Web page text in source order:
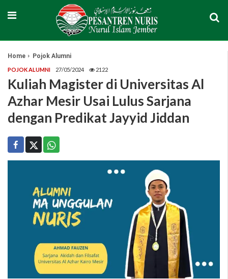
Home Pojok Alumni
POJOK ALUMNI 27/05/2024 2122
Kuliah Magister di Universitas Al
Azhar Mesir Usai Lulus Sarjana
dengan Predikat Jayyid Jiddan